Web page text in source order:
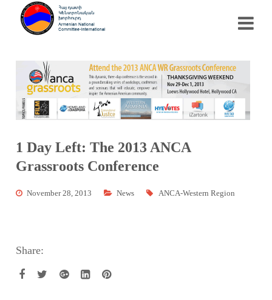
1 Day Left: The 2013 ANCA
Grassroots Conference
November 28, 2013 News ANCA-Western Region
Share: